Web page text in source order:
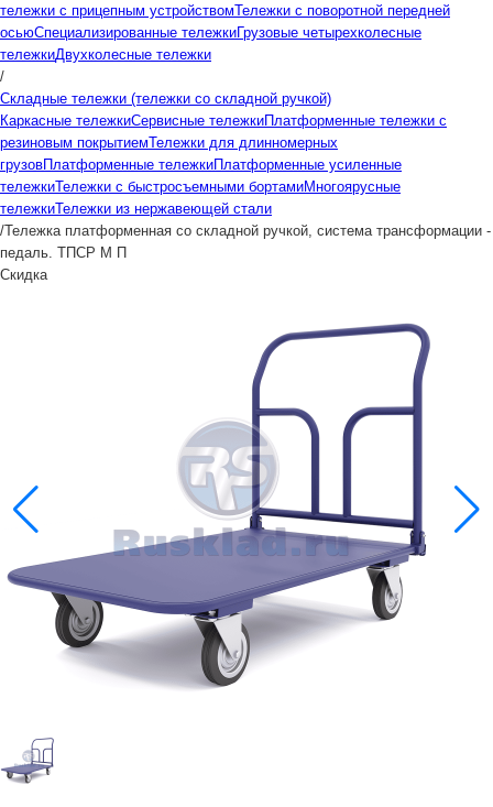
тележки с прицепным устройствомТележки с поворотной передней
осьюСпециализированные тележкиГрузовые четырехколесные
тележкиДвухколесные тележки
/
Складные тележки (тележки со складной ручкой)
Каркасные тележкиСервисные тележкиПлатформенные тележки с
резиновым покрытиемТележки для длинномерных
грузовПлатформенные тележкиПлатформенные усиленные
тележкиТележки с быстросъемными бортамиМногоярусные
тележкиТележки из нержавеющей стали
/Тележка платформенная со складной ручкой, система трансформации -
педаль. ТПСР М П
Скидка